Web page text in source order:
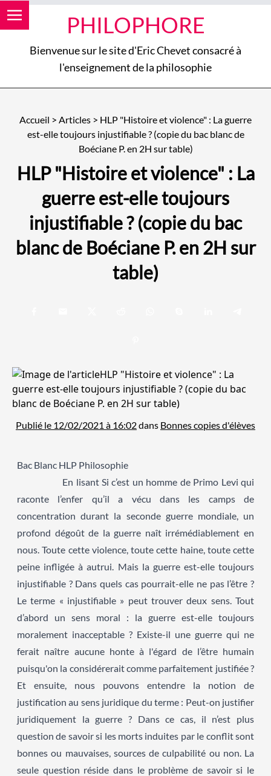
PHILOPHORE
Bienvenue sur le site d'Eric Chevet consacré à
l'enseignement de la philosophie
Accueil > Articles > HLP "Histoire et violence" : La guerre
est-elle toujours injustifiable ? (copie du bac blanc de
Boéciane P. en 2H sur table)
HLP "Histoire et violence" : La
guerre est-elle toujours
injustifiable ? (copie du bac
blanc de Boéciane P. en 2H sur
table)
Publié le 12/02/2021 à 16:02dans Bonnes copies d'élèves
Bac Blanc HLP Philosophie
En lisant Si c’est un homme de Primo Levi qui
raconte l’enfer qu’il a vécu dans les camps de
concentration durant la seconde guerre mondiale, un
profond dégoût de la guerre naît irrémédiablement en
nous. Toute cette violence, toute cette haine, toute cette
peine infligée à autrui. Mais la guerre est-elle toujours
injustifiable ? Dans quels cas pourrait-elle ne pas l’être ?
Le terme « injustifiable » peut trouver deux sens. Tout
d’abord un sens moral : la guerre est-elle toujours
moralement inacceptable ? Existe-il une guerre qui ne
ferait naître aucune honte à l'égard de l’être humain
puisqu'on la considérerait comme parfaitement justifiée ?
Et ensuite, nous pouvons entendre la notion de
justification au sens juridique du terme : Peut-on justifier
juridiquement la guerre ? Dans ce cas, il n’est plus
question de savoir si les morts induites par le conflit sont
bonnes ou mauvaises, sources de culpabilité ou non. La
seule question réside dans le problème de savoir si le